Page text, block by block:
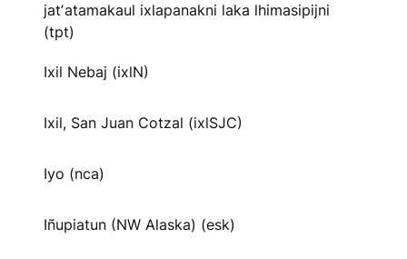
jatʼatamakaul ixlapanakni laka lhimasipijni
(tpt)
Ixil Nebaj (ixlN)
Ixil, San Juan Cotzal (ixlSJC)
Iyo (nca)
Iñupiatun (NW Alaska) (esk)